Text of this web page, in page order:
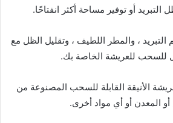
التبريد أو توفير مساحة أكثر انفتاحًا.
، والمطر اللطيف ، وتقليل الظل مع
للسحب للعريشة الخاصة بك.
الأنيقة القابلة للسحب المصنوعة من
المعدن أو أي مواد أخرى.